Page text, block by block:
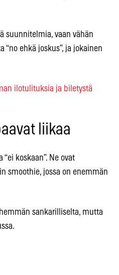
suunnitelmia, vaan vähän
ehkä joskus”, ja jokainen
ilotulituksia ja biletystä
liikaa
koskaan”. Ne ovat
smoothie, jossa on enemmän
sankarilliselta, mutta